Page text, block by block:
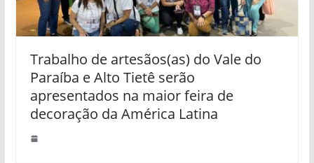
Trabalho de artesãos(as) do Vale do
Paraíba e Alto Tietê serão
apresentados na maior feira de
decoração da América Latina